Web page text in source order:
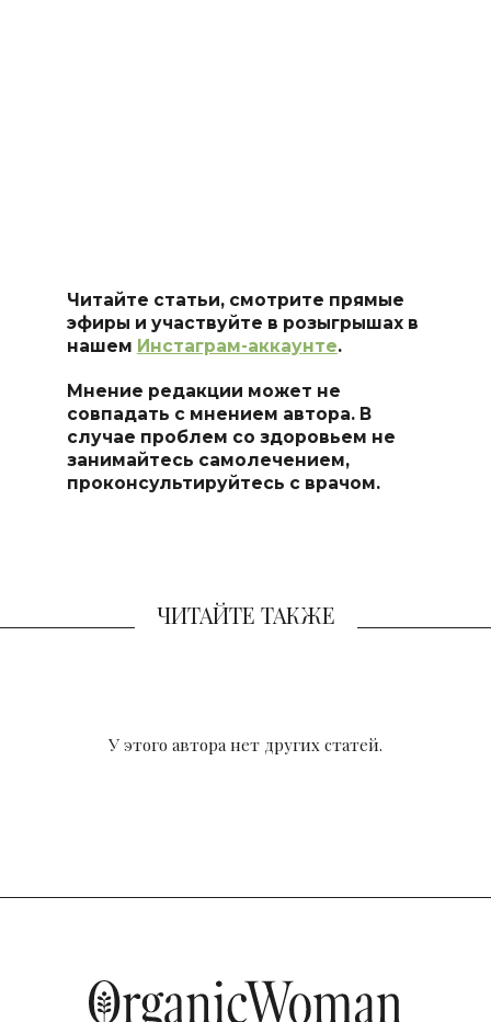
Читайте статьи, смотрите прямые
эфиры и участвуйте в розыгрышах в
нашем Инстаграм-аккаунте.
Мнение редакции может не
совпадать с мнением автора. В
случае проблем со здоровьем не
занимайтесь самолечением,
проконсультируйтесь с врачом.
ЧИТАЙТЕ ТАКЖЕ
У этого автора нет других статей.